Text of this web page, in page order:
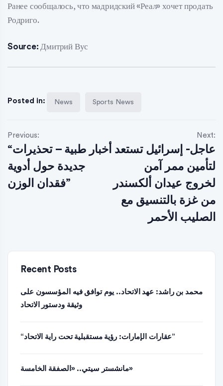
Ранее сообщалось, что мадридский «Реал» хочет продать
Родриго.
Source: Дмитрий Вус
Posted in: News Sports News
Previous:
“أخبار طبية – تحذيرات
جديدة حول أدوية
فقدان الوزن”
Next:
عاجل- إسرائيل تستعد
لتأمين ممر آمن
لخروج عيدان ألكسندر
من غزة بالتنسيق مع
الصليب الأحمر
Recent Posts
محمد بن راشد: عهد الاتحاد.. يوم توافق فيه المؤسسون على
وثيقة ودستور الاتحاد
“عقارات الإمارات: رؤية مستقبلية تحت راية الاتحاد”
مانشستر سيتي.. «الصفقة الخامسة»